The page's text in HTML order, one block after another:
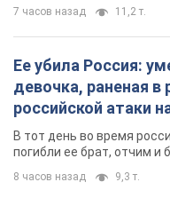
7 часов назад 11,2 т.
Ее убила Россия:
девочка, раненая в
российской атаки
область. Фото
В тот день во время
погибли ее брат, отчим и
8 часов назад 9,3 т.